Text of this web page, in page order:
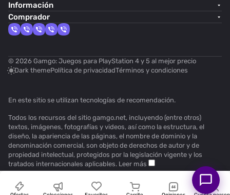
Información
Comprador
© 2026 Gamgo: Juegos para PlayStation 4 y 5 al mejor precio
Dark themePolítica de privacidadTérminos y condiciones
En este sitio se utilizan tecnologías de recomendación.
Todos los recursos del sitio gamgo.net, incluyendo (entre otros)
textos, imágenes, fotografías y videos, así como la estructura, el
diseño, la apariencia de las páginas, el nombre de dominio y la
denominación comercial, son objeto de derechos de autor y de
propiedad intelectual, protegidos por la legislación vigente y los
tratados internacionales aplicables. Leer más